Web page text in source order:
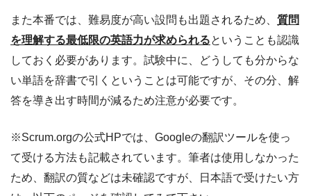
また本番では、難易度が高い設問も出題されるため、 質問
を理解する最低限の英語力が求められるということも認識
しておく必要があります。試験中に、どうしても分からな
い単語を辞書で引くということは可能ですが、その分、解
答を導き出す時間が減るため注意が必要です。
※Scrum.orgの公式HPでは、Googleの翻訳ツールを使っ
て受ける方法も記載されています。筆者は使用しなかった
ため、翻訳の質などは未確認ですが、日本語で受けたい方